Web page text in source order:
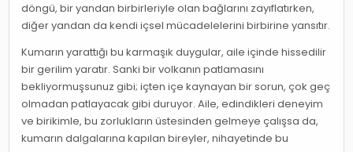
döngü, bir yandan birbirleriyle olan bağlarını zayıflatırken,
diğer yandan da kendi içsel mücadelelerini birbirine yansıtır.
Kumarın yarattığı bu karmaşık duygular, aile içinde hissedilir
bir gerilim yaratır. Sanki bir volkanın patlamasını
bekliyormuşsunuz gibi; içten içe kaynayan bir sorun, çok geç
olmadan patlayacak gibi duruyor. Aile, edindikleri deneyim
ve birikimle, bu zorlukların üstesinden gelmeye çalışsa da,
kumarın dalgalarına kapılan bireyler, nihayetinde bu